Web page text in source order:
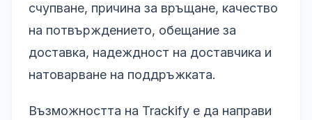
счупване, причина за връщане, качество
на потвърждението, обещание за
доставка, надеждност на доставчика и
натоварване на поддръжката.
Възможността на Trackify е да направи